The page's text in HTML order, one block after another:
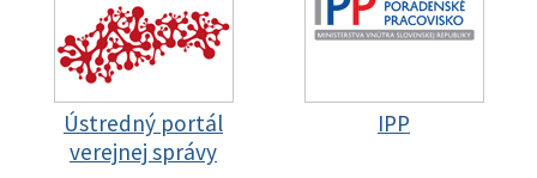
Ústredný portál
verejnej správy
IPP